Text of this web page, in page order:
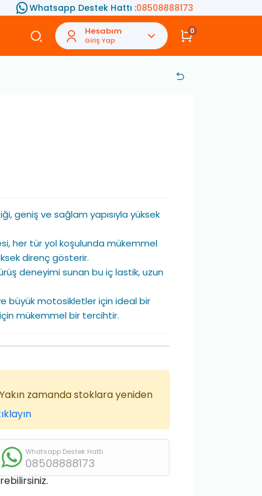
Whatsapp Destek Hattı :08508888173
Hesabım
Giriş Yap
0
geniş ve sağlam yapısıyla yüksek
her tür yol koşulunda mükemmel
direnç gösterir.
deneyimi sunan bu iç lastik, uzun
büyük motosikletler için ideal bir
mükemmel bir tercihtir.
zamanda stoklara yeniden
Whatsapp Destek Hattı
08508888173